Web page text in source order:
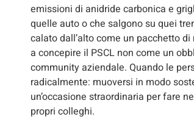
emissioni di anidride carbonica e
quelle auto o che salgono su quei
calato dall’alto come un pacchetto
a concepire il PSCL non come un
community aziendale. Quando le
radicalmente: muoversi in modo
un’occasione straordinaria per fare
propri colleghi.